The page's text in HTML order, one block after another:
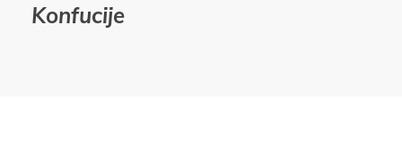
Konfucije